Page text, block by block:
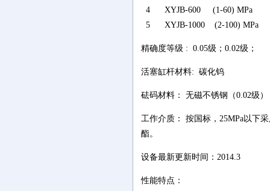
4 XYJB-600 (1-60) MPa
5 XYJB-1000 (2-100) MPa
精确度等级 : 0.05级；0.02级；
活塞缸杆材料: 碳化钨
砝码材料： 无磁不锈钢（0.02级
工作介质： 按国标，25MPa以下
酯。
设备最新更新时间：2014.3
性能特点：